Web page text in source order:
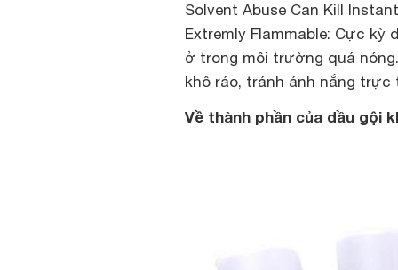
Solvent Abuse Can Kill
Extremly Flammable: Cực kỳ
ở trong môi trường quá
khô ráo, tránh ánh nắng
Về thành phần của dầu gội